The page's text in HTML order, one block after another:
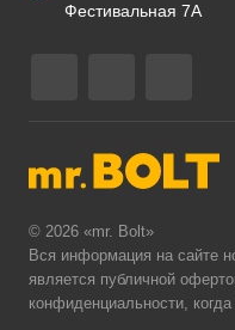
Фестивальная 7А
© 2026 «mr. Bolt»
Вся информация на сайте
является публичной
конфиденциальности,